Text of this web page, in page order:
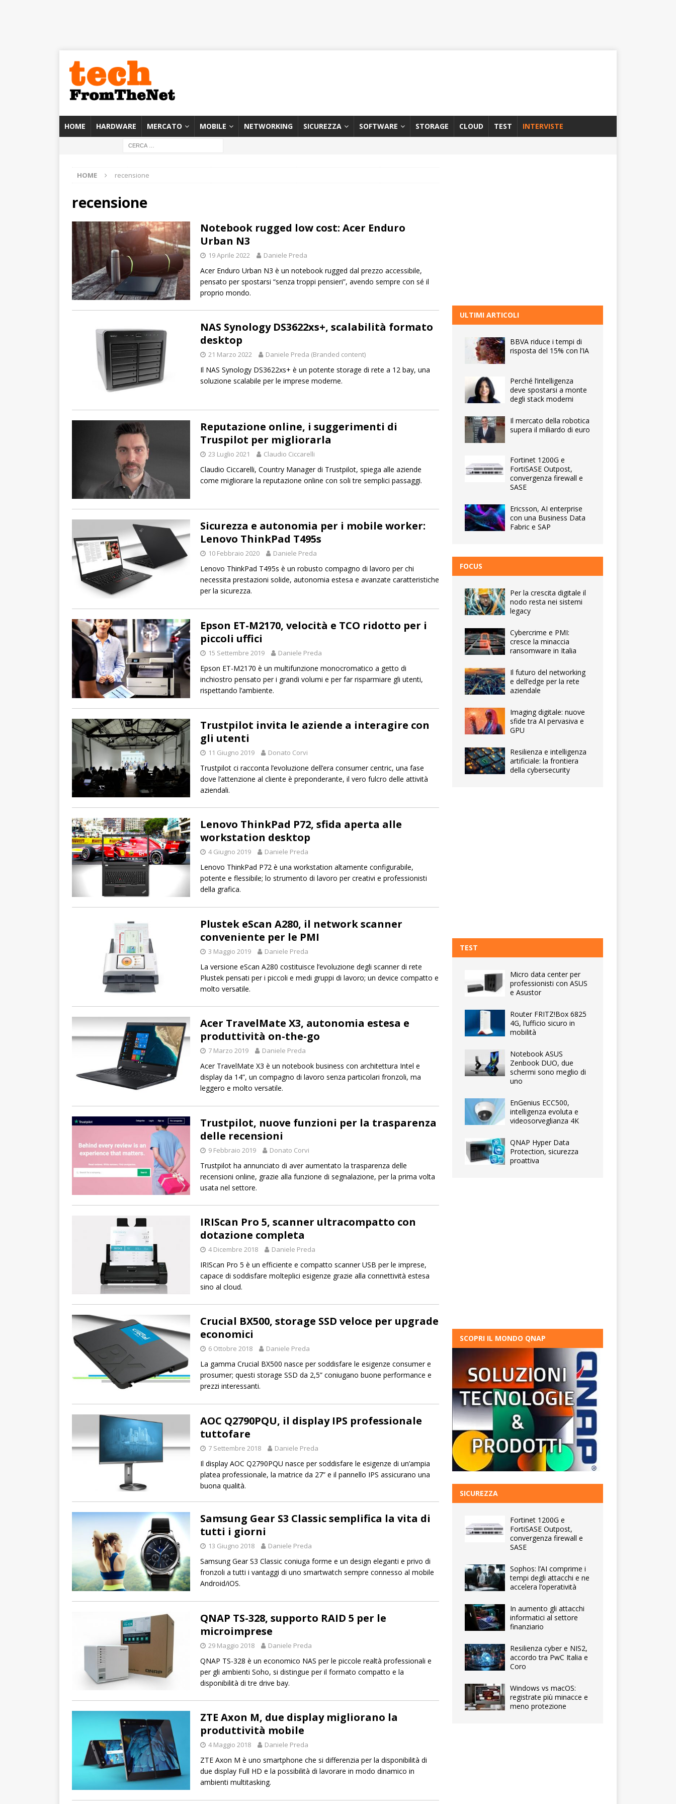
HOME HARDWARE MERCATO MOBILE NETWORKING SICUREZZA SOFTWARE STORAGE CLOUD TEST INTERVISTE
HOME recensione
recensione
Notebook rugged low cost: Acer Enduro
Urban N3
19 Aprile 2022 Daniele Preda
Acer Enduro Urban N3 è un notebook rugged dal prezzo accessibile,
pensato per spostarsi “senza troppi pensieri”, avendo sempre con sé il
proprio mondo.
NAS Synology DS3622xs+, scalabilità formato
desktop
21 Marzo 2022 Daniele Preda (Branded content)
Il NAS Synology DS3622xs+ è un potente storage di rete a 12 bay, una
soluzione scalabile per le imprese moderne.
Reputazione online, i suggerimenti di
Truspilot per migliorarla
23 Luglio 2021 Claudio Ciccarelli
Claudio Ciccarelli, Country Manager di Trustpilot, spiega alle aziende
come migliorare la reputazione online con soli tre semplici passaggi.
Sicurezza e autonomia per i mobile worker:
Lenovo ThinkPad T495s
10 Febbraio 2020 Daniele Preda
Lenovo ThinkPad T495s è un robusto compagno di lavoro per chi
necessita prestazioni solide, autonomia estesa e avanzate caratteristiche
per la sicurezza.
Epson ET-M2170, velocità e TCO ridotto per i
piccoli uffici
15 Settembre 2019 Daniele Preda
Epson ET-M2170 è un multifunzione monocromatico a getto di
inchiostro pensato per i grandi volumi e per far risparmiare gli utenti,
rispettando l’ambiente.
Trustpilot invita le aziende a interagire con
gli utenti
11 Giugno 2019 Donato Corvi
Trustpilot ci racconta l’evoluzione dell’era consumer centric, una fase
dove l’attenzione al cliente è preponderante, il vero fulcro delle attività
aziendali.
Lenovo ThinkPad P72, sfida aperta alle
workstation desktop
4 Giugno 2019 Daniele Preda
Lenovo ThinkPad P72 è una workstation altamente configurabile,
potente e flessibile; lo strumento di lavoro per creativi e professionisti
della grafica.
Plustek eScan A280, il network scanner
conveniente per le PMI
3 Maggio 2019 Daniele Preda
La versione eScan A280 costituisce l’evoluzione degli scanner di rete
Plustek pensati per i piccoli e medi gruppi di lavoro; un device compatto e
molto versatile.
Acer TravelMate X3, autonomia estesa e
produttività on-the-go
7 Marzo 2019 Daniele Preda
Acer TravelMate X3 è un notebook business con architettura Intel e
display da 14”, un compagno di lavoro senza particolari fronzoli, ma
leggero e molto versatile.
Trustpilot, nuove funzioni per la trasparenza
delle recensioni
9 Febbraio 2019 Donato Corvi
Trustpilot ha annunciato di aver aumentato la trasparenza delle
recensioni online, grazie alla funzione di segnalazione, per la prima volta
usata nel settore.
IRIScan Pro 5, scanner ultracompatto con
dotazione completa
4 Dicembre 2018 Daniele Preda
IRIScan Pro 5 è un efficiente e compatto scanner USB per le imprese,
capace di soddisfare molteplici esigenze grazie alla connettività estesa
sino al cloud.
Crucial BX500, storage SSD veloce per upgrade
economici
6 Ottobre 2018 Daniele Preda
La gamma Crucial BX500 nasce per soddisfare le esigenze consumer e
prosumer; questi storage SSD da 2,5” coniugano buone performance e
prezzi interessanti.
AOC Q2790PQU, il display IPS professionale
tuttofare
7 Settembre 2018 Daniele Preda
Il display AOC Q2790PQU nasce per soddisfare le esigenze di un’ampia
platea professionale, la matrice da 27” e il pannello IPS assicurano una
buona qualità.
Samsung Gear S3 Classic semplifica la vita di
tutti i giorni
13 Giugno 2018 Daniele Preda
Samsung Gear S3 Classic coniuga forme e un design eleganti e privo di
fronzoli a tutti i vantaggi di uno smartwatch sempre connesso al mobile
Android/iOS.
QNAP TS-328, supporto RAID 5 per le
microimprese
29 Maggio 2018 Daniele Preda
QNAP TS-328 è un economico NAS per le piccole realtà professionali e
per gli ambienti Soho, si distingue per il formato compatto e la
disponibilità di tre drive bay.
ZTE Axon M, due display migliorano la
produttività mobile
4 Maggio 2018 Daniele Preda
ZTE Axon M è uno smartphone che si differenzia per la disponibilità di
due display Full HD e la possibilità di lavorare in modo dinamico in
ambienti multitasking.
ULTIMI ARTICOLI
BBVA riduce i tempi di
risposta del 15% con l’IA
Perché l’intelligenza
deve spostarsi a monte
degli stack moderni
Il mercato della robotica
supera il miliardo di euro
Fortinet 1200G e
FortiSASE Outpost,
convergenza firewall e
SASE
Ericsson, AI enterprise
con una Business Data
Fabric e SAP
FOCUS
Per la crescita digitale il
nodo resta nei sistemi
legacy
Cybercrime e PMI:
cresce la minaccia
ransomware in Italia
Il futuro del networking
e dell’edge per la rete
aziendale
Imaging digitale: nuove
sfide tra AI pervasiva e
GPU
Resilienza e intelligenza
artificiale: la frontiera
della cybersecurity
TEST
Micro data center per
professionisti con ASUS
e Asustor
Router FRITZ!Box 6825
4G, l’ufficio sicuro in
mobilità
Notebook ASUS
Zenbook DUO, due
schermi sono meglio di
uno
EnGenius ECC500,
intelligenza evoluta e
videosorveglianza 4K
QNAP Hyper Data
Protection, sicurezza
proattiva
SCOPRI IL MONDO QNAP
SICUREZZA
Fortinet 1200G e
FortiSASE Outpost,
convergenza firewall e
SASE
Sophos: l’AI comprime i
tempi degli attacchi e ne
accelera l’operatività
In aumento gli attacchi
informatici al settore
finanziario
Resilienza cyber e NIS2,
accordo tra PwC Italia e
Coro
Windows vs macOS:
registrate più minacce e
meno protezione